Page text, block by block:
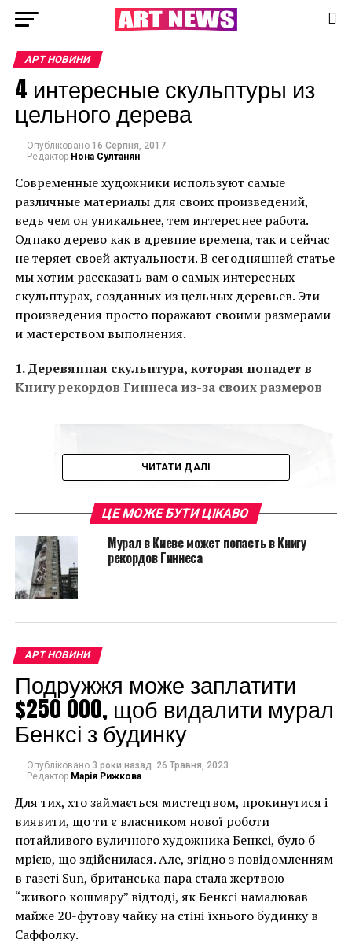
АРТ НОВИНИ
4 интересные скульптуры из
цельного дерева
Опубліковано 16 Серпня, 2017
Редактор Нона Султанян
Современные художники используют самые
различные материалы для своих произведений,
ведь чем он уникальнее, тем интереснее работа.
Однако дерево как в древние времена, так и сейчас
не теряет своей актуальности. В сегодняшней статье
мы хотим рассказать вам о самых интересных
скульптурах, созданных из цельных деревьев. Эти
произведения просто поражают своими размерами
и мастерством выполнения.
1. Деревянная скульптура, которая попадет в
Книгу рекордов Гиннеса из-за своих размеров
Уникальность этой работы в том, что ее вырезали из
цельного ствола гигантского красного дерева.
Автором скульптуры является китайский художник
Денгдинг Руй Яо (Dengding Rui Yao). Над созданием
деревянного шедевра мужчина трудился вместе со
своими двадцатью помощниками на протяжении
трех лет. По словам скульптора, все операции
Изначально скульптура располагалась в Мьянме, а
затем ее перевезли в китайский Ухань на
«постоянное место жительства». Габариты этого
произведения действительно поражают – 14,5 м в
длину, 4 м в ширину и 5 м в высоту. Если
информация насчет ее размеров подтвердится, то
работа попадет в Книгу рекордов Гиннеса и станет
ЧИТАТИ ДАЛІ
ЦЕ МОЖЕ БУТИ ЦІКАВО
Мурал в Киеве может попасть в Книгу
рекордов Гиннеса
АРТ НОВИНИ
Подружжя може заплатити
$250 000, щоб видалити мурал
Бенксі з будинку
Опубліковано 3 роки назад 26 Травня, 2023
Редактор Марія Рижкова
Для тих, хто займається мистецтвом, прокинутися і
виявити, що ти є власником нової роботи
потайливого вуличного художника Бенксі, було б
мрією, що здійснилася. Але, згідно з повідомленням
в газеті Sun, британська пара стала жертвою
“живого кошмару” відтоді, як Бенксі намалював
майже 20-футову чайку на стіні їхнього будинку в
Саффолку.